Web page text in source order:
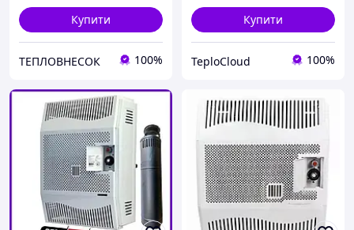
Купити
ТЕПЛОВНЕСОК 100%
Купити
TeploCloud 100%